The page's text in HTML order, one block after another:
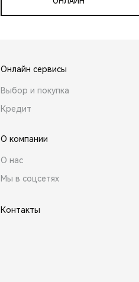
Онлайн сервисы
Выбор и покупка
Кредит
О компании
О нас
Мы в соцсетях
Контакты